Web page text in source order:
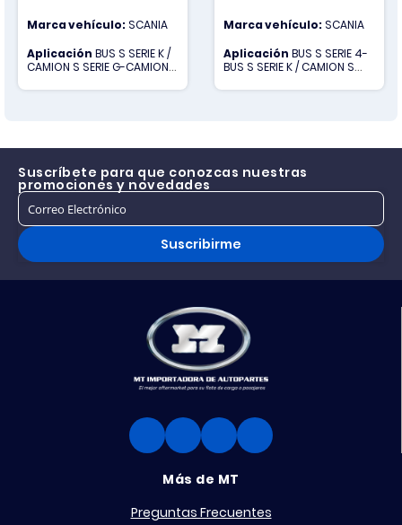
Marca vehículo:SCANIA
Aplicación BUS S SERIE K /
CAMION S SERIE G-CAMION S
Marca vehículo:SCANIA
Aplicación BUS S SERIE 4-
BUS S SERIE K / CAMION S
CAMION S SERIE R
Suscríbete para que conozcas nuestras
promociones y novedades
Suscribirme
Más de MT
Preguntas Frecuentes